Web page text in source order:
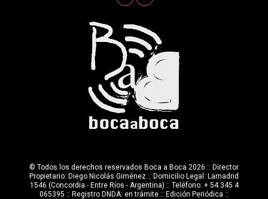
© Todos los derechos reservados Boca a Boca 2026 :: Director
Propietario: Diego Nicolás Giménez :: Domicilio Legal: Lamadrid
1546 (Concordia - Entre Ríos - Argentina) :: Teléfono: + 54 345 4
065395 :: Registro DNDA: en trámite :: Edición Periódica ::